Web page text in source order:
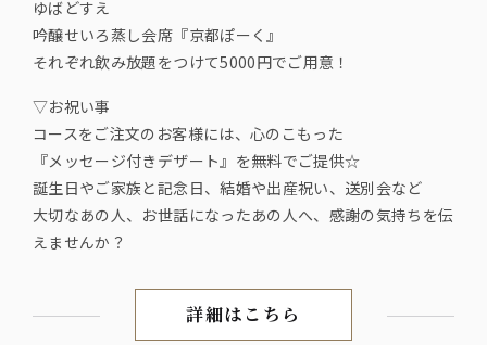
ゆばどすえ
吟醸せいろ蒸し会席『京都ぽーく』
それぞれ飲み放題をつけて5000円でご用意！
▽お祝い事
コースをご注文のお客様には、心のこもった
『メッセージ付きデザート』を無料でご提供☆
誕生日やご家族と記念日、結婚や出産祝い、送別会など
大切なあの人、お世話になったあの人へ、感謝の気持ちを伝
えませんか？
伝統食材を活かした豆富料理
詳細はこちら